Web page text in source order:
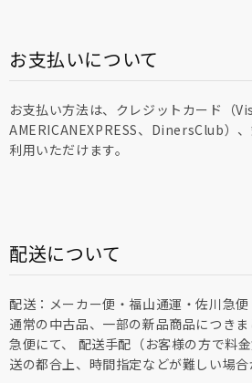
お支払いについて
お支払い方法は、クレジットカード（
AMERICANEXPRESS、DinersClub）
利用いただけます。
配送について
配送：メーカー便・福山通運・佐川急便
通常の中古品、一部の新品商品につき
急便にて、 配送手配（お客様の方で料
送の都合上、時間指定などが難しい場合